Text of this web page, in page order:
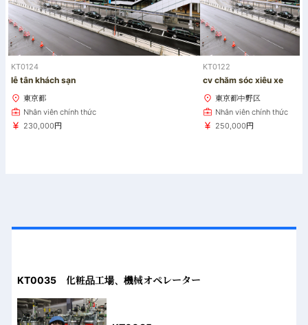
KT0124
lễ tân khách sạn
東京都
Nhân viên chính thức
230,000円
KT0122
cv chăm sóc xiêu xe
東京都中野区
Nhân viên chính thức
250,000円
KT0035 化粧品工場、機械オペレーター